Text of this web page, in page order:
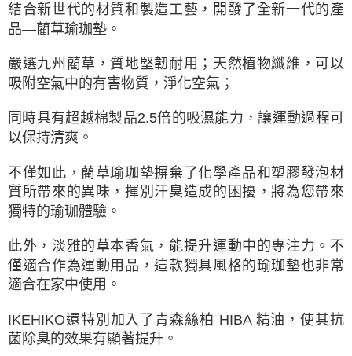
結合新世代的材質和製造工藝，開發了全新一代的產
品—藺草瑜珈墊。
嚴選九州藺草，質地堅韌耐用；天然植物纖維，可以
吸附空氣中的有害物質，淨化空氣；
同時具有超越棉製品2.5倍的吸濕能力，讓運動過程可
以保持清爽。
不僅如此，藺草瑜珈墊摒棄了化學產品和塑膠發泡材
質所帶來的異味，揮別汗臭造成的困擾，將為您帶來
獨特的瑜珈體驗。
此外，淡雅的草本香氣，能提升運動中的專注力。不
僅適合作為運動用品，這款獨具風格的瑜珈墊也非常
適合在家中使用。
IKEHIKO還特別加入了青森絲柏 HIBA 精油，使其抗
菌除臭的效果有顯著提升。